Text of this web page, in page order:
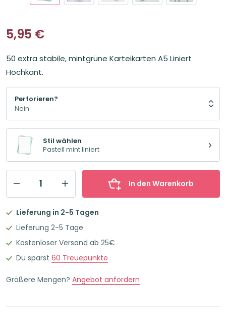
5,95 €
50 extra stabile, mintgrüne Karteikarten A5 Liniert
Hochkant.
Perforieren?
Stil wählen
Pastell mint liniert
Karteikarten
A5
Pastell
Mint
In den Warenkorb
Lieferung in 2-5 Tagen
Lieferung 2-5 Tage
Kostenloser Versand ab 25€
Du sparst 60 Treuepunkte
Größere Mengen? Angebot anfordern